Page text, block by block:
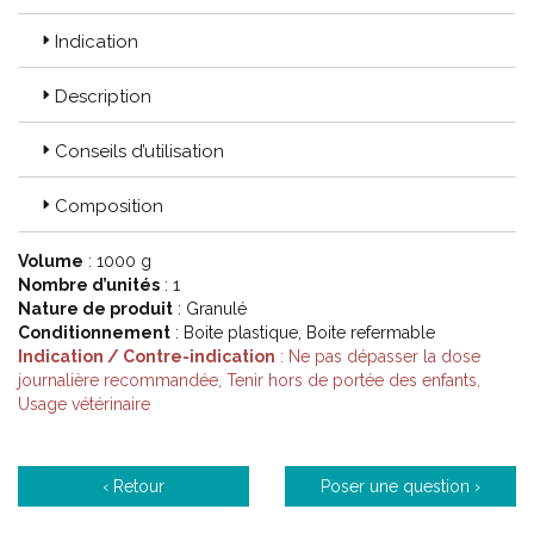
cheval.
gamme confort respiratoire des laboratoires Audevard,
élaborés par des vétérinaires, ont des compositions
permettant de soutenir la respiration de votre cheval.
Code ACL : 6620809
Indication
Description
Conseils d’utilisation
Composition
Volume : 1000 g
Nombre d’unités : 1
Nature de produit : Granulé
Conditionnement : Boite plastique, Boite refermable
Indication / Contre-indication : Ne pas dépasser la dose
journalière recommandée, Tenir hors de portée des enfants,
Usage vétérinaire
‹ Retour Poser une question ›